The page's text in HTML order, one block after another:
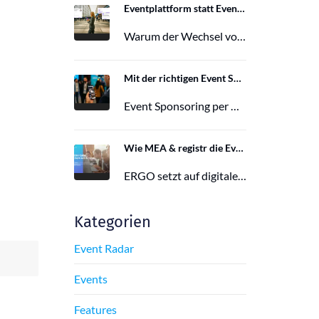
Eventplattform statt Event App: Der Wechsel von der Mobile Event App zu Polario
Warum der Wechsel von der Mobile Event App zu Polario erfolgt und wie Polario als moderne Eventplattform klassische Event Apps…
Mit der richtigen Event Sponsoring App zu mehr Reichweite, Leads und Wirkung
Event Sponsoring per App: messbar, flexibel und interaktiv. Jetzt mehr Sichtbarkeit und Wirkung für dein Event sichern.
Wie MEA & registr die Eventorganisation von 120 ERGO-Events pro Jahr optimieren
ERGO setzt auf digitale Eventorganisation mit MEA & registr. Effizient, nachhaltig und interaktiv – so gelingt moderne Eventplanung.
Kategorien
Event Radar
Events
Features